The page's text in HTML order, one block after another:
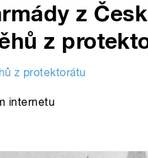
z
z
z protektorátu
internetu